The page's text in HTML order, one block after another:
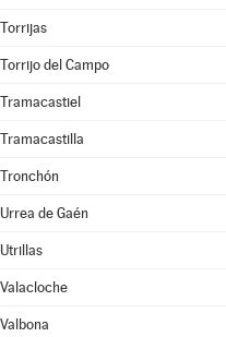
Torrijas
Torrijo del Campo
Tramacastiel
Tramacastilla
Tronchón
Urrea de Gaén
Utrillas
Valacloche
Valbona